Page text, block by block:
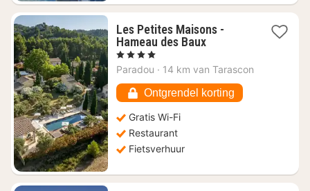
Les Petites Maisons -
Hameau des Baux1
vanaf
391,50
, 4 Sterren
Paradou · 14 km van Tarascon
Ontgrendel korting
Gratis Wi-Fi
Restaurant
Fietsverhuur